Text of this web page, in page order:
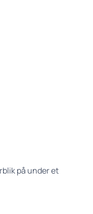
på under et